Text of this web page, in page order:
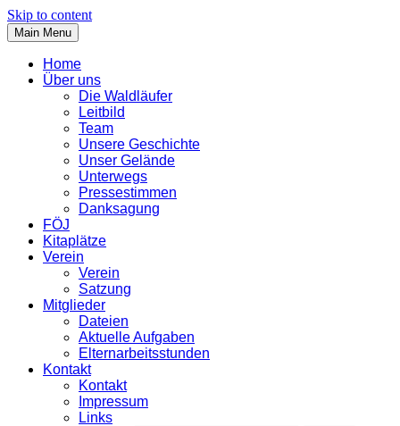
Skip to content
Main Menu
Home
Über uns
Die Waldläufer
Leitbild
Team
Unsere Geschichte
Unser Gelände
Unterwegs
Pressestimmen
Danksagung
FÖJ
Kitaplätze
Verein
Verein
Satzung
Mitglieder
Dateien
Aktuelle Aufgaben
Elternarbeitsstunden
Kontakt
Kontakt
Impressum
Links